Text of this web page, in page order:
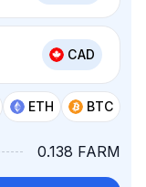
CAD
ETH BTC
0.138 FARM